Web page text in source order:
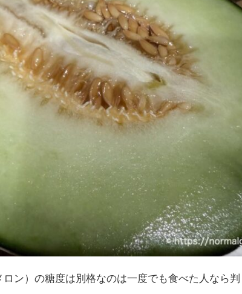
ン）の糖度は別格なのは一度でも食べた人なら